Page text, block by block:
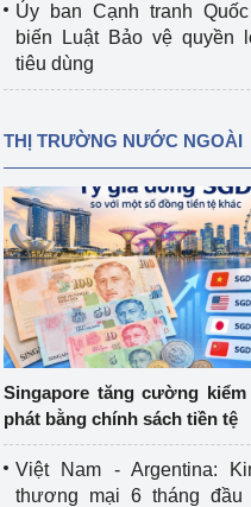
lao
hoạt
điện
nguy
Ủy ban Cạnh tranh
biến Luật Bảo vệ quyền
tiêu dùng
THỊ TRƯỜNG NƯỚC NGOÀI
Singapore tăng cường
phát bằng chính sách tiền tệ
Việt Nam - Argentina:
thương mại 6 tháng đầu